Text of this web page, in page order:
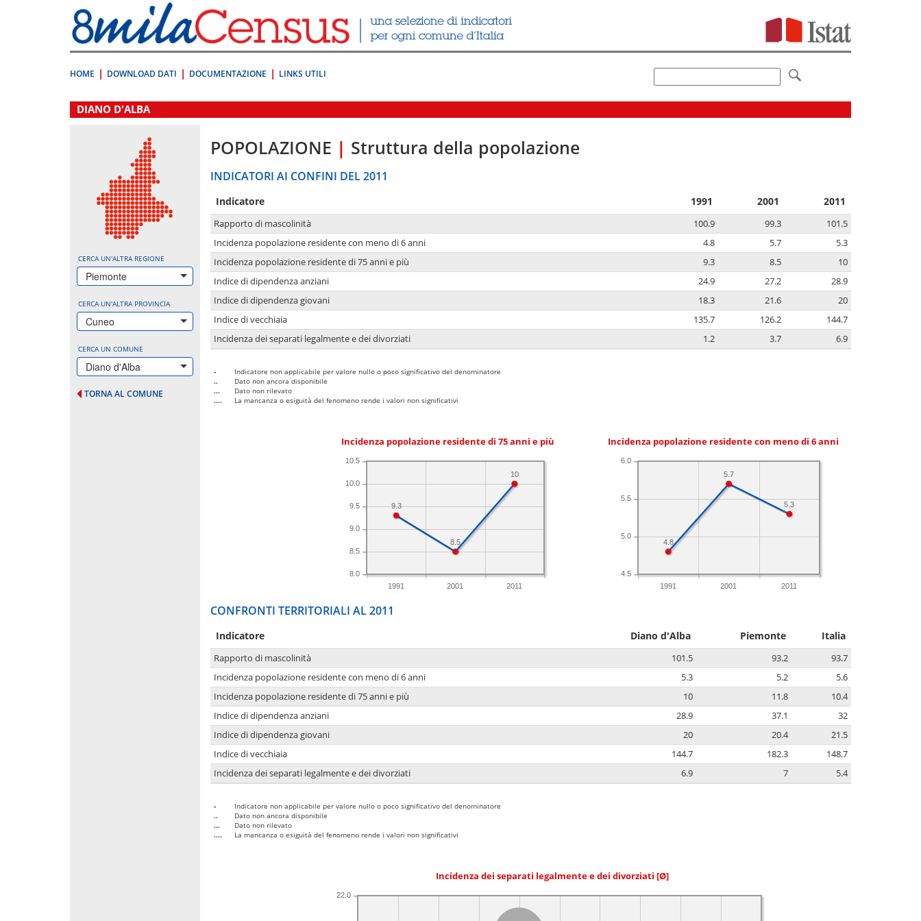
direttamente
a:
Contenuto
HOME DOWNLOAD DATI DOCUMENTAZIONE LINKS UTILI
.
DIANO D'ALBA
CERCA UN'ALTRA REGIONE
Piemonte
CERCA UN'ALTRA PROVINCIA
Cuneo
CERCA UN COMUNE
Diano d'Alba
TORNA AL COMUNE
POPOLAZIONE | Struttura della popolazione
INDICATORI AI CONFINI DEL 2011
Indicatore 1991 2001 2011
Rapporto di mascolinità 100.9 99.3
101.5
Incidenza popolazione residente con meno di 6 anni
4.8 5.7
5.3
Incidenza popolazione residente di 75 anni e più
9.3 8.5
10
Indice di dipendenza anziani
24.9 27.2
28.9
Indice di dipendenza giovani
18.3 21.6
20
Indice di vecchiaia
135.7 126.2
144.7
Incidenza dei separati legalmente e dei divorziati
1.2 3.7 6.9
-
Indicatore non applicabile per valore nullo o poco significativo del denominatore
..
Dato non ancora disponibile
...
Dato non rilevato
....
La mancanza o esiguità del fenomeno rende i valori non significativi
Incidenza popolazione residente di 75 anni e più
1991 2001 2011
8.0
8.5
9.0
9.5
10.0
10.5
10
8.5
9.3
Incidenza popolazione residente con meno di 6 anni
1991 2001 2011
4.5
5.0
5.5
6.0
5.3
5.7
4.8
CONFRONTI TERRITORIALI AL 2011
Indicatore Diano d'Alba Piemonte Italia
Rapporto di mascolinità 101.5 93.2
93.7
Incidenza popolazione residente con meno di 6 anni
5.3 5.2
5.6
Incidenza popolazione residente di 75 anni e più
10 11.8
10.4
Indice di dipendenza anziani
28.9 37.1
32
Indice di dipendenza giovani
20 20.4
21.5
Indice di vecchiaia
144.7 182.3
148.7
Incidenza dei separati legalmente e dei divorziati
6.9 7 5.4
-
Indicatore non applicabile per valore nullo o poco significativo del denominatore
..
Dato non ancora disponibile
...
Dato non rilevato
....
La mancanza o esiguità del fenomeno rende i valori non significativi
Incidenza dei separati legalmente e dei divorziati [Ø]
22.0